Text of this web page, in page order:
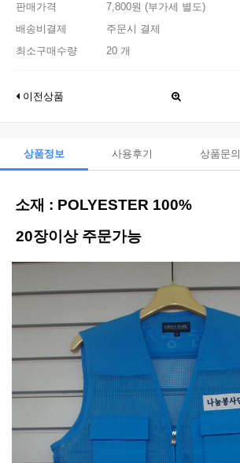
판매가격
7,800원 (부가세 별도)
배송비결제
주문시 결제
최소구매수량
20 개
이전상품
상품정보 사용후기 상품문의
소재 : POLYESTER 100%
20장이상 주문가능